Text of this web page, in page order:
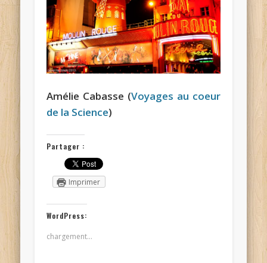
Amélie Cabasse (Voyages au coeur
de la Science)
Partager :
Imprimer
WordPress:
chargement…